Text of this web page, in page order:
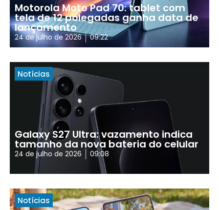
Motorola Moto Pad 70: tablet com
tela de 12 polegadas ganha data de
lançamento
24 de julho de 2026 09:22
Notícias
Galaxy S27 Ultra: vazamento indica
tamanho da nova bateria do celular
24 de julho de 2026 09:08
Notícias